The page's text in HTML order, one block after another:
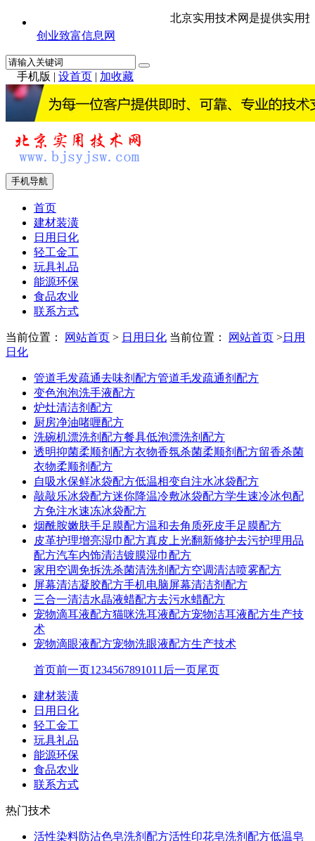
北京实用技术网是提供实用
创业致富信息网
手机版 | 设首页 | 加收藏
手机导航
首页
建材装潢
日用日化
轻工金工
玩具礼品
能源环保
食品农业
联系方式
当前位置： 网站首页 > 日用日化 当前位置： 网站首页 >日用
日化
管道毛发疏通去味剂配方管道毛发疏通剂配方
变色泡泡洗手液配方
炉灶清洁剂配方
厨房净油啫喱配方
洗碗机漂洗剂配方餐具低泡漂洗剂配方
透明抑菌柔顺剂配方衣物香氛杀菌柔顺剂配方留香杀菌
衣物柔顺剂配方
自吸水保鲜冰袋配方低温相变自注水冰袋配方
敲敲乐冰袋配方迷你降温冷敷冰袋配方学生速冷冰包配
方免注水速冻冰袋配方
烟酰胺嫩肤手足膜配方温和去角质死皮手足膜配方
皮革护理增亮湿巾配方真皮上光翻新修护去污护理用品
配方汽车内饰清洁镀膜湿巾配方
家用空调免拆洗杀菌清洗剂配方空调清洁喷雾配方
屏幕清洁凝胶配方手机电脑屏幕清洁剂配方
三合一清洁水晶液蜡配方去污水蜡配方
宠物滴耳液配方猫咪洗耳液配方宠物洁耳液配方生产技
术
宠物滴眼液配方宠物洗眼液配方生产技术
首页前一页1 234567891011 后一页尾页
建材装潢
日用日化
轻工金工
玩具礼品
能源环保
食品农业
联系方式
热门技术
活性染料防沾色皂洗剂配方活性印花皂洗剂配方低温皂